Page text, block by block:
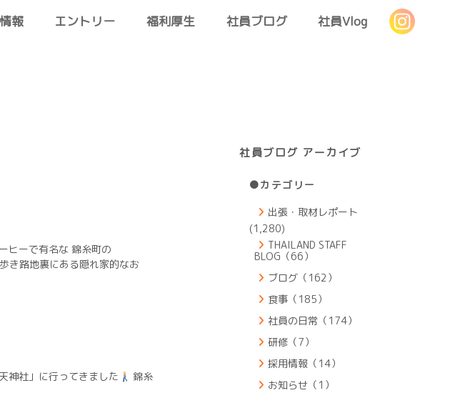
報 エントリー 福利厚生 社員ブログ 社員Vlog
ヒーで有名な 錦糸町の
き路地裏にある隠れ家的なお
神社」に行ってきました
錦糸
社員ブログ アーカイブ
●カテゴリー
出張・取材レポート
(1,280)
THAILAND STAFF
BLOG（66）
ブログ（162）
食事（185）
社員の日常（174）
研修（7）
採用情報（14）
お知らせ（1）